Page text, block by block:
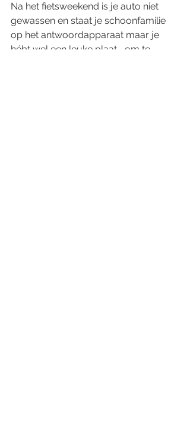
Na het fietsweekend is je auto niet
gewassen en staat je schoonfamilie
op het antwoordapparaat maar je
hébt wel een leuke plaat…..om te